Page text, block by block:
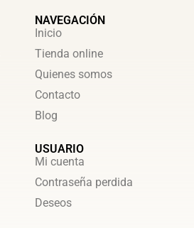
NAVEGACIÓN
Inicio
Tienda online
Quienes somos
Contacto
Blog
USUARIO
Mi cuenta
Contraseña perdida
Deseos